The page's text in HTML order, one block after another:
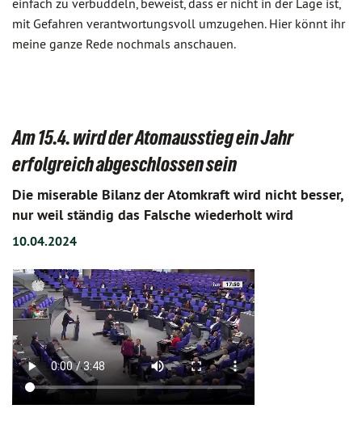
einfach zu verbuddeln, beweist, dass er nicht in der Lage ist,
mit Gefahren verantwortungsvoll umzugehen. Hier könnt ihr
meine ganze Rede nochmals anschauen.
Am 15.4. wird der Atomausstieg ein Jahr
erfolgreich abgeschlossen sein
Die miserable Bilanz der Atomkraft wird nicht besser,
nur weil ständig das Falsche wiederholt wird
10.04.2024